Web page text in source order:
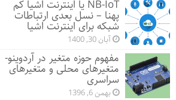
NB-IoT یا اینترنت اشیا کم
پهنا – نسل بعدی ارتباطات
شبکه برای اینترنت اشیا
آبان 30, 1400
مفهوم حوزه متغیر در آردوینو-
متغیرهای محلی و متغیرهای
سراسری
بهمن 6, 1396